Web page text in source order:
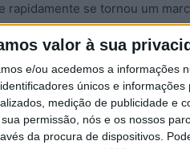
valor à sua
e/ou acedemos a informações
únicos e
medição de publicidade e
permissão, nós e os nossos
da procura de dispositivos.
rapidamente se tornou um
de um soldado que, no
pronta a seduzi-lo com um
O pacto revela-se, afinal, uma
ilimitado.
da Sinfonietta de